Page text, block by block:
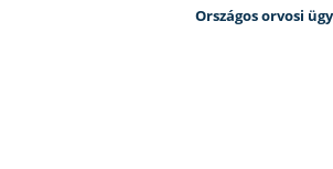
Országos orvosi